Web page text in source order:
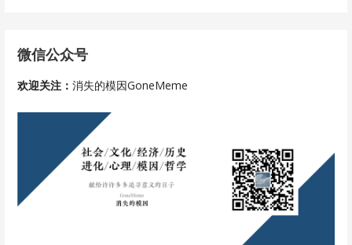
微信公众号
欢迎关注：消失的模因GoneMeme